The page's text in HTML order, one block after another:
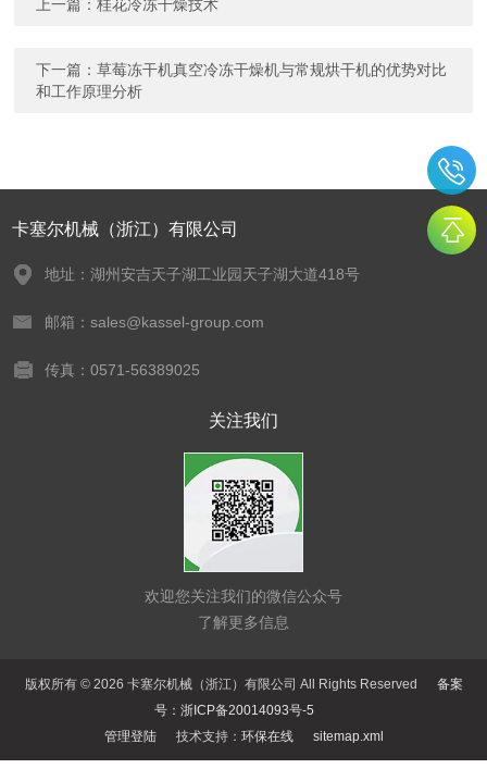
上一篇：桂花冷冻干燥技术
下一篇：草莓冻干机真空冷冻干燥机与常规烘干机的优势对比
和工作原理分析
卡塞尔机械（浙江）有限公司
地址：湖州安吉天子湖工业园天子湖大道418号
邮箱：sales@kassel-group.com
传真：0571-56389025
关注我们
欢迎您关注我们的微信公众号
了解更多信息
版权所有 © 2026 卡塞尔机械（浙江）有限公司 All Rights Reserved 备案
号：浙ICP备20014093号-5
管理登陆技术支持： 环保在线 sitemap.xml